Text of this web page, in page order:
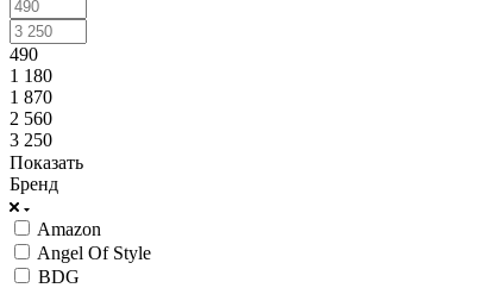
490
1 180
1 870
2 560
3 250
Показать
Бренд
Amazon
Angel Of Style
BDG